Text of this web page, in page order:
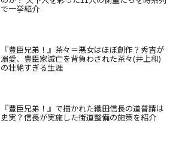
で一挙紹介
『豊臣兄弟！』茶々＝悪女はほぼ創作？秀吉が
溺愛、豊臣家滅亡を背負わされた茶々(井上和)
の壮絶すぎる生涯
『豊臣兄弟！』で描かれた織田信長の道普請は
史実？信長が実施した街道整備の施策を紹介